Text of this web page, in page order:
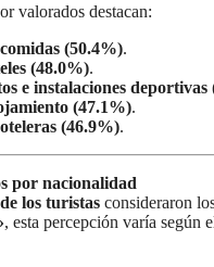
valorados destacan:
(50.4%).
(48.0%).
e instalaciones deportivas
(47.1%).
(46.9%).
por nacionalidad
los turistas consideraron
, esta percepción varía según